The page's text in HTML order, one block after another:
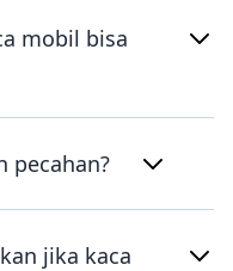
mobil bisa
pecahan?
jika kaca